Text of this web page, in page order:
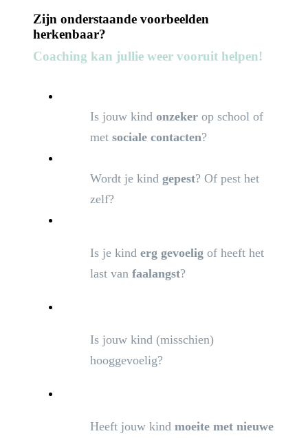
Zijn onderstaande voorbeelden
herkenbaar?
Coaching kan jullie weer vooruit helpen!
Is jouw kindonzeker op school of
metsociale contacten?
Wordt je kindgepest? Of pest het
zelf?
Is je kind erg gevoelig of heeft het
last vanfaalangst?
Is jouw kind (misschien)
hooggevoelig?
Heeft jouw kindmoeite met nieuwe